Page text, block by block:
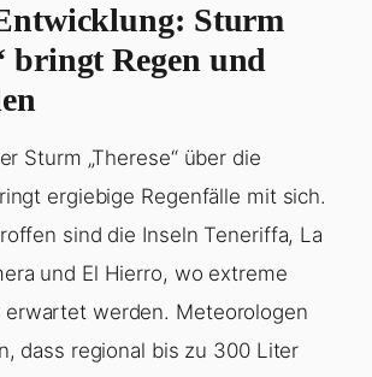
Sturm
bringt Regen und
Sturm „Therese“ über die
ergiebige Regenfälle mit sich.
sind die Inseln Teneriffa, La
und El Hierro, wo extreme
erwartet werden. Meteorologen
dass regional bis zu 300 Liter